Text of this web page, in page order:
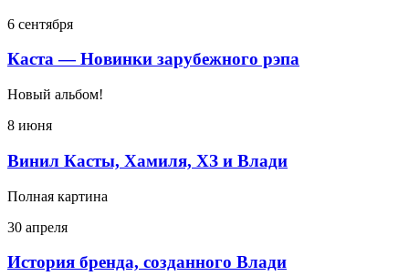
6 сентября
Каста — Новинки зарубежного рэпа
Новый альбом!
8 июня
Винил Касты, Хамиля, ХЗ и Влади
Полная картина
30 апреля
История бренда, созданного Влади